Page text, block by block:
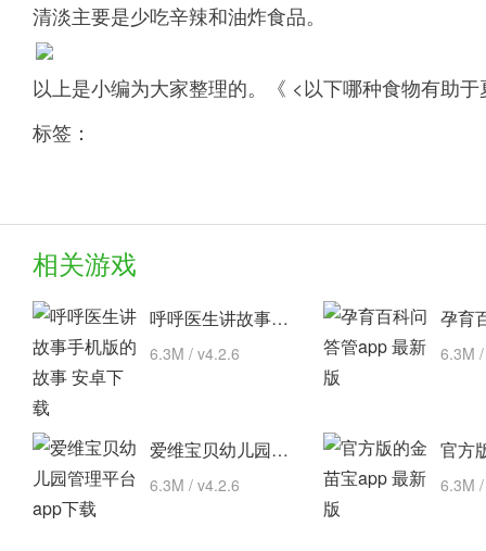
清淡主要是少吃辛辣和油炸食品。
以上是小编为大家整理的。《 <以下哪种食物有助
标签：
相关游戏
呼呼医生讲故事手机版的故事 安卓下载
6.3M / v4.2.6 6.3M
爱维宝贝幼儿园管理平台 app下载
6.3M / v4.2.6 6.3M